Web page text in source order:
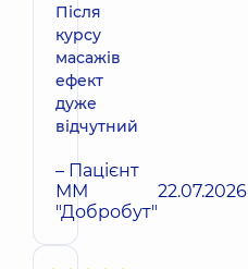
Після
курсу
масажів
ефект
дуже
відчутний
– Пацієнт
ММ
"Добробут"
22.07.2026